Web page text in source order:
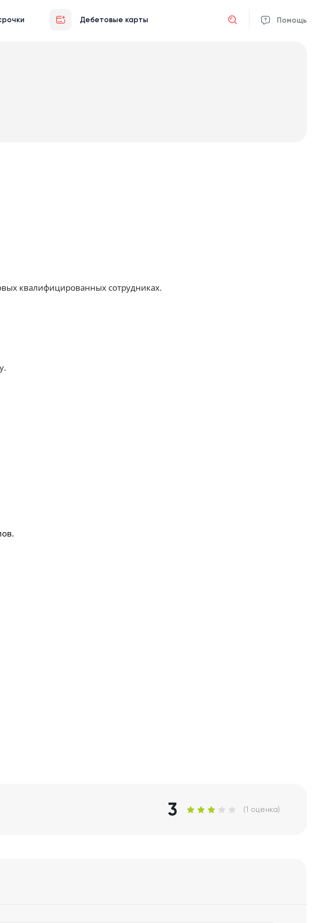
Дебетовые карты Помощь
Отмена
квалифицированных сотрудниках.
3 (1 оценка)